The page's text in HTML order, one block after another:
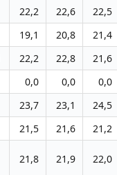
22,2 22,6 22,5
19,1 20,8 21,4
22,2 22,8 21,6
0,0 0,0 0,0
23,7 23,1 24,5
21,5 21,6 21,2
21,8 21,9 22,0